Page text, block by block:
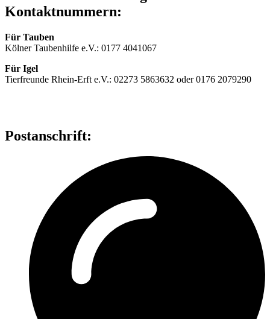
Kontaktnummern:
Für Tauben
Kölner Taubenhilfe e.V.: 0177 4041067
Für Igel
Tierfreunde Rhein-Erft e.V.: 02273 5863632 oder 0176 2079290
Postanschrift: